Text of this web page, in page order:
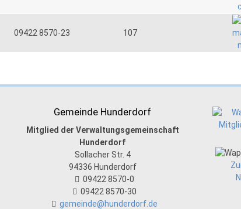
09422 8570-23
107
Gemeinde Hunderdorf
Mitglied der Verwaltungsgemeinschaft
Hunderdorf
Sollacher Str. 4
94336 Hunderdorf
09422 8570-0
09422 8570-30
gemeinde@hunderdorf.de